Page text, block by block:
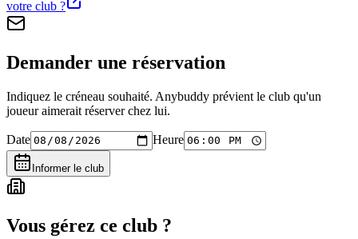
votre club ?
Demander une réservation
Indiquez le créneau souhaité. Anybuddy prévient le club qu'un
joueur aimerait réserver chez lui.
Date Heure
Informer le club
Vous gérez ce club ?